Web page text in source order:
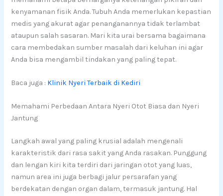
kenyamanan fisik Anda. Tubuh Anda memerlukan kepastian
medis yang akurat agar penanganannya tidak terlambat
ataupun salah sasaran. Mari kita urai bersama bagaimana
cara membedakan sumber masalah dari keluhan ini agar
Anda bisa mengambil tindakan yang paling tepat.
Baca juga : Klinik Nyeri Terbaik di Kediri
Memahami Perbedaan Antara Nyeri Otot Biasa dan Nyeri
Jantung
Langkah awal yang paling krusial adalah mengenali
karakteristik dari rasa sakit yang Anda rasakan. Punggung
dan lengan kiri kita terdiri dari jaringan otot yang luas,
namun area ini juga berbagi jalur persarafan yang
berdekatan dengan organ dalam, termasuk jantung. Hal